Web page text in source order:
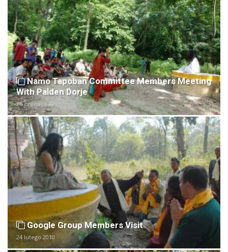
Namo Tapoban Committee Members Meeting
With Palden Dorje
26 czerwca 2010
Google Group Members Visit
24 lutego 2010